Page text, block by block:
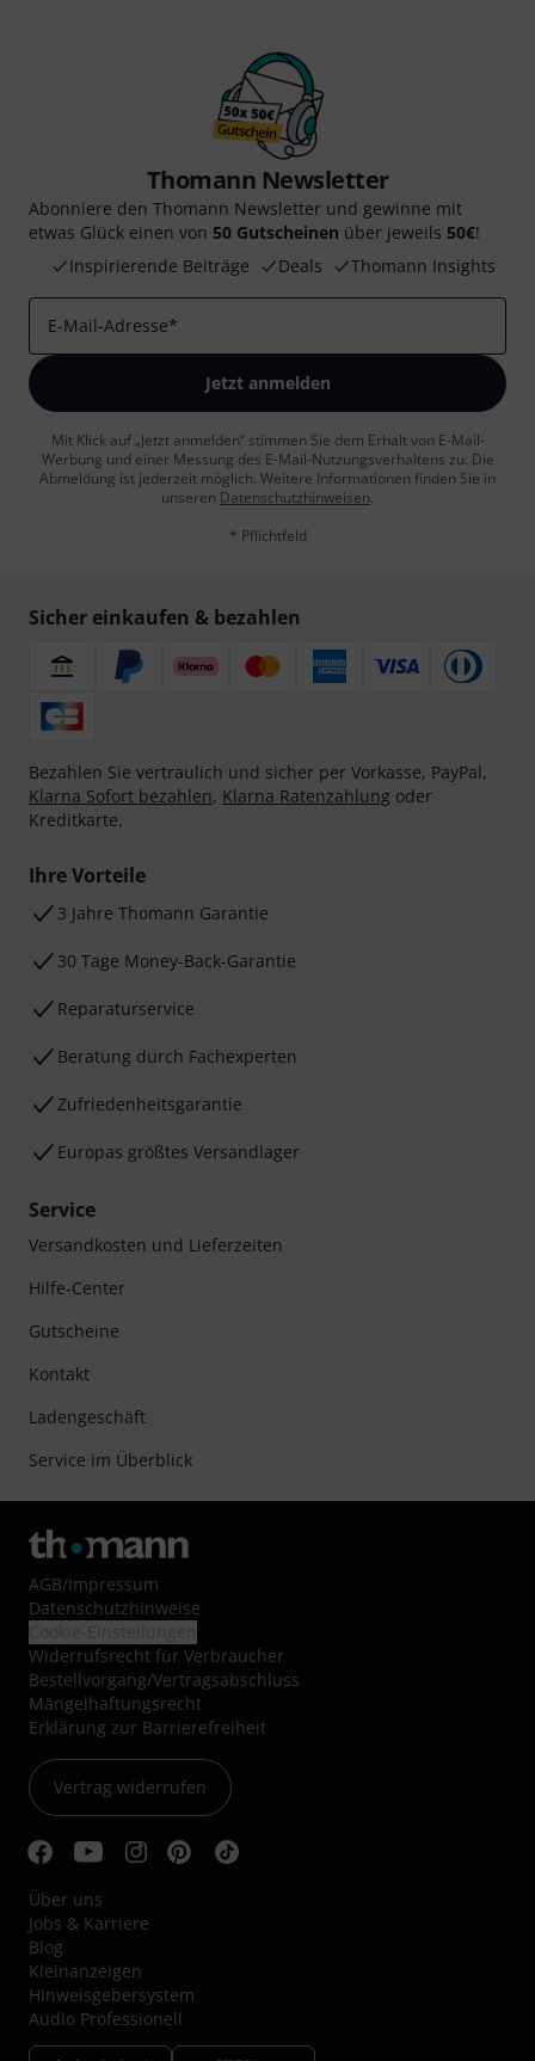
Thomann Newsletter
Abonniere den Thomann Newsletter und gewinne mit
etwas Glück einen von 50 Gutscheinen über jeweils 50€!
Inspirierende Beiträge
Deals Thomann Insights
E-Mail-Adresse*
Jetzt anmelden
Mit Klick auf „Jetzt anmelden“ stimmen Sie dem Erhalt von E-Mail-
Werbung und einer Messung des E-Mail-Nutzungsverhaltens zu. Die
Abmeldung ist jederzeit möglich. Weitere Informationen finden Sie in
unseren Datenschutzhinweisen.
* Pflichtfeld
Sicher einkaufen & bezahlen
Bezahlen Sie vertraulich und sicher per Vorkasse, PayPal,
Klarna Sofort bezahlen, Klarna Ratenzahlung oder
Kreditkarte.
Ihre Vorteile
3 Jahre Thomann Garantie
30 Tage Money-Back-Garantie
Reparaturservice
Beratung durch Fachexperten
Zufriedenheitsgarantie
Europas größtes Versandlager
Service
Versandkosten und Lieferzeiten
Hilfe-Center
Gutscheine
Kontakt
Ladengeschäft
Service im Überblick
AGB/Impressum
Datenschutzhinweise
Widerrufsrecht für Verbraucher
Bestellvorgang/Vertragsabschluss
Mängelhaftungsrecht
Erklärung zur Barrierefreiheit
Vertrag widerrufen
Über uns
Jobs & Karriere
Blog
Kleinanzeigen
Hinweisgebersystem
Audio Professionell